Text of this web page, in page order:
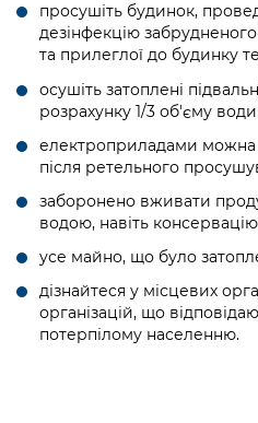
просушіть будинок,
дезінфекцію
та прилеглої до будинку
осушіть затоплені
розрахунку 1/3 об'єму
електроприладами можна
після ретельного
заборонено вживати
водою, навіть
усе майно, що було
дізнайтеся у місцевих
організацій, що
потерпілому населенню.